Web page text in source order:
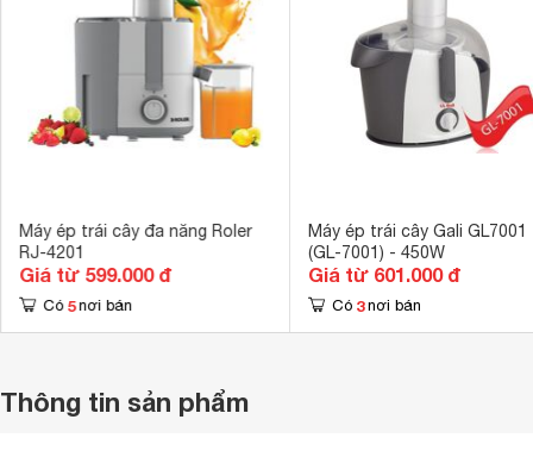
Máy ép trái cây đa năng Roler
RJ-4201
Giá từ 599.000 đ
Có 5 nơi bán
Máy ép trái cây Gali GL7001
(GL-7001) - 450W
Giá từ 601.000 đ
Có 3 nơi bán
Thông tin sản phẩm